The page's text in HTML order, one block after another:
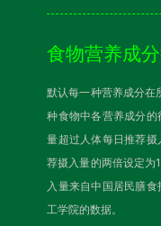
食物营养成
默认每一种营养成分
种食物中各营养成分
量超过人体每日推荐
荐摄入量的两倍设定
入量来自中国居民膳
工学院的数据。